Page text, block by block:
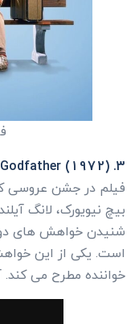
3. The Godfather (1972)
فیلم در جشن عروسی
بیچ نیویورک، لانگ
شنیدن خواهش های
است. یکی از این
خواننده مطرح می